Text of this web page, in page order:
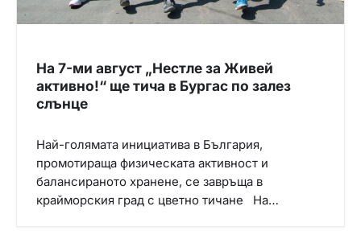
На 7-ми август „Нестле за Живей
активно!“ ще тича в Бургас по залез
слънце
Най-голямата инициатива в България,
промотираща физическата активност и
балансираното хранене, се завръща в
крайморския град с цветно тичане На…